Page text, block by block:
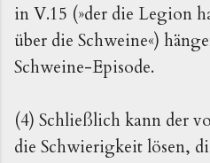
in V.15 (»der die Legion
über die Schweine«)
Schweine-Episode.
(4) Schließlich kann der
die Schwierigkeit lösen,